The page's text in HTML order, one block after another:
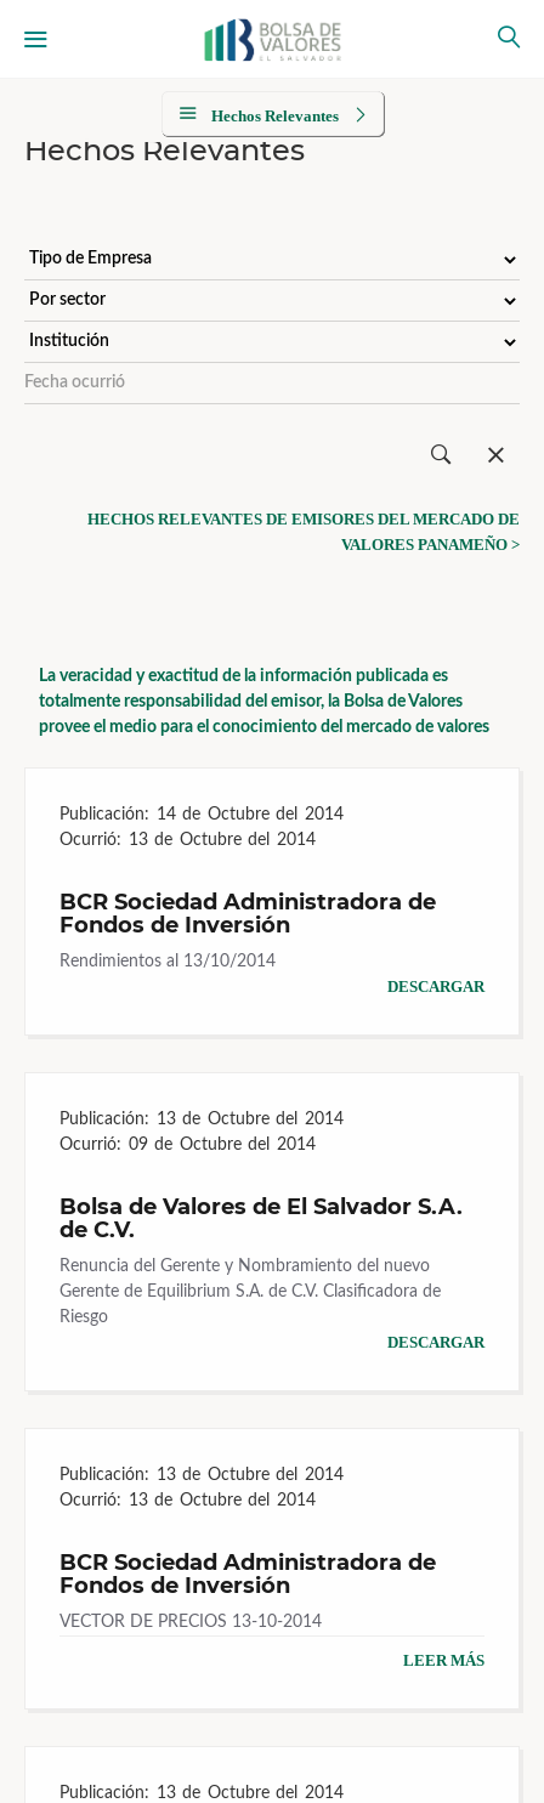
Hechos Relevantes
Hechos Relevantes
HECHOS RELEVANTES DE EMISORES DEL MERCADO DE
VALORES PANAMEÑO >
La veracidad y exactitud de la información publicada es
totalmente responsabilidad del emisor, la Bolsa de Valores
provee el medio para el conocimiento del mercado de valores
Publicación: 14 de Octubre del 2014
Ocurrió: 13 de Octubre del 2014
BCR Sociedad Administradora de
Fondos de Inversión
Rendimientos al 13/10/2014
DESCARGAR
Publicación: 13 de Octubre del 2014
Ocurrió: 09 de Octubre del 2014
Bolsa de Valores de El Salvador S.A.
de C.V.
Renuncia del Gerente y Nombramiento del nuevo
Gerente de Equilibrium S.A. de C.V. Clasificadora de
Riesgo
DESCARGAR
Publicación: 13 de Octubre del 2014
Ocurrió: 13 de Octubre del 2014
BCR Sociedad Administradora de
Fondos de Inversión
VECTOR DE PRECIOS 13-10-2014
LEER MÁS
Publicación: 13 de Octubre del 2014